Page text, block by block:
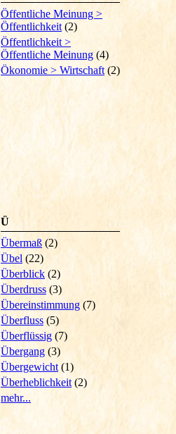
Öffentliche Meinung >
Öffentlichkeit (2)
Öffentlichkeit >
Öffentliche Meinung (4)
Ökonomie > Wirtschaft (2)
Ü
Übermaß (2)
Übel (22)
Überblick (2)
Überdruss (3)
Übereinstimmung (7)
Überfluss (5)
Überflüssig (7)
Übergang (3)
Übergewicht (1)
Überheblichkeit (2)
mehr...